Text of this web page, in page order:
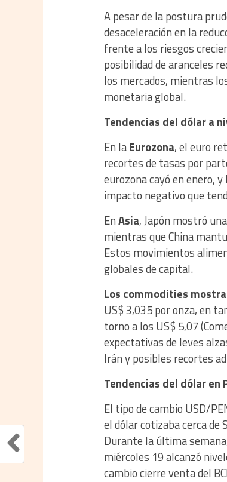
A pesar de la postura
desaceleración en la
frente a los riesgos
posibilidad de aranceles
los mercados, mientras
monetaria global.
Tendencias del dólar a
En laEurozona, el euro
recortes de tasas por
eurozona cayó en enero,
impacto negativo que
EnAsia, Japón mostró
mientras que China
Estos movimientos
globales de capital.
Los commodities
US$ 3,035 por onza, en
torno a los US$ 5,07
expectativas de leves
Irán y posibles recortes
Tendencias del dólar en
El tipo de cambio USD/
el dólar cotizaba cerca de
Durante la última
miércoles 19 alcanzó
cambio cierre venta del